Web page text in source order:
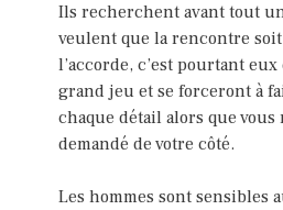
Ils recherchent avant tout
veulent que la rencontre soit
l’accorde, c’est pourtant
grand jeu et se forceront à
chaque détail alors que vous
demandé de votre côté.
Les hommes sont sensibles